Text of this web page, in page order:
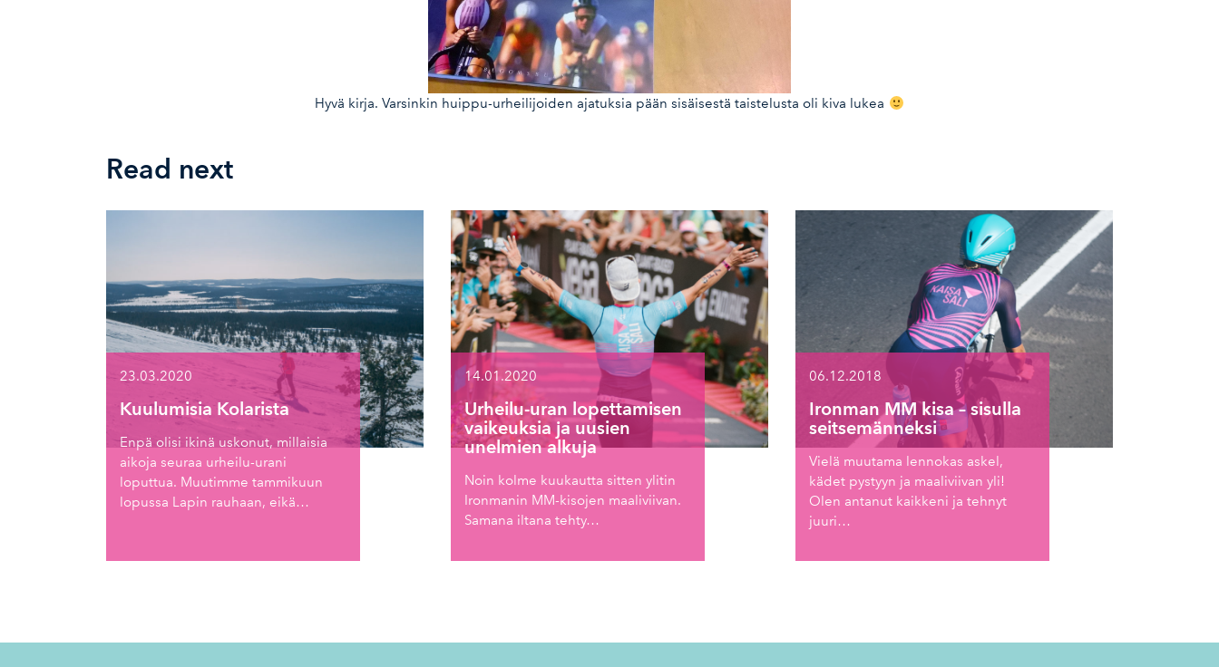
Hyvä kirja. Varsinkin huippu-urheilijoiden ajatuksia pään sisäisestä taistelusta oli kiva lukea
Read next
23.03.2020
Kuulumisia Kolarista
Enpä olisi ikinä uskonut, millaisia
aikoja seuraa urheilu-urani
loputtua. Muutimme tammikuun
lopussa Lapin rauhaan, eikä…
14.01.2020
Urheilu-uran lopettamisen
vaikeuksia ja uusien
unelmien alkuja
Noin kolme kuukautta sitten ylitin
Ironmanin MM-kisojen maaliviivan.
Samana iltana tehty…
06.12.2018
Ironman MM kisa – sisulla
seitsemänneksi
Vielä muutama lennokas askel,
kädet pystyyn ja maaliviivan yli!
Olen antanut kaikkeni ja tehnyt
juuri…